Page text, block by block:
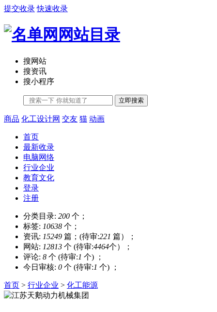
提交收录 快速收录
搜网站
搜资讯
搜小程序
立即搜索
商品 化工设计网 交友 猫 动画
首页
最新收录
电脑网络
行业企业
教育文化
登录
注册
分类目录: 200 个；
标签: 10638 个；
资讯: 15249 篇；(待审:221 篇）；
网站: 12813 个 (待审:4464个）；
评论: 8 个 (待审:1 个) ；
今日审核: 0 个 (待审:1 个) ；
首页 > 行业企业 > 化工能源